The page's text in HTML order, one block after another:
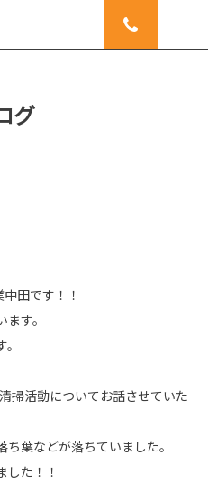
グ
田です！！
す。
掃活動についてお話させていた
葉などが落ちていました。
した！！